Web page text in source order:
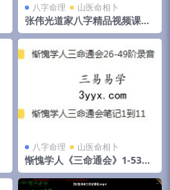
八字命理 山医命相卜
张伟光道家八字精品视频课程
180集
八字命理 山医命相卜
惭愧学人《三命通会》1-53阶
大合集 移动网盘下载